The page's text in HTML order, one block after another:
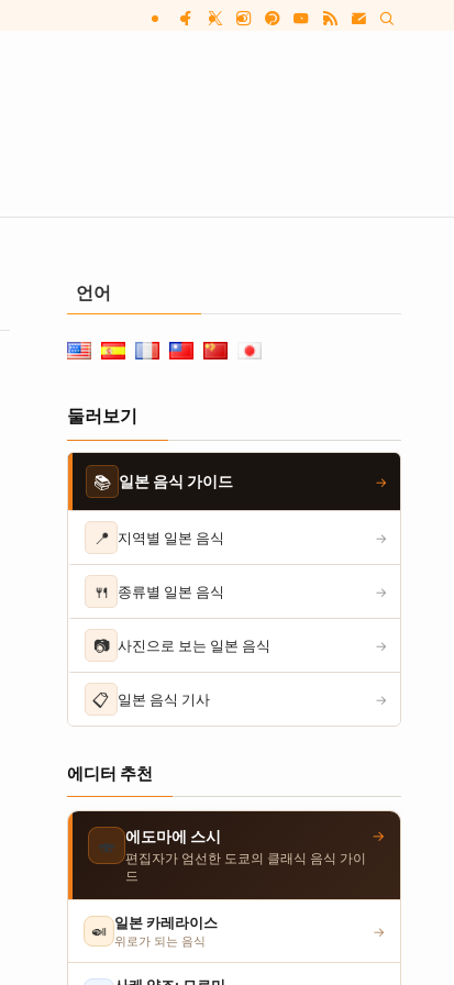
언어
둘러보기
📚 일본 음식 가이드 →
📍 지역별 일본 음식 →
🍴 종류별 일본 음식 →
📷 사진으로 보는 일본 음식 →
📋 일본 음식 기사 →
에디터 추천
🍣 에도마에 스시
편집자가 엄선한 도쿄의 클래식 음식 가이
드
→
🍛 일본 카레라이스
위로가 되는 음식
→